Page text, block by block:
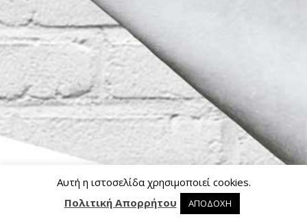
0 0 προϊόντα στο καλάθι
Αυτή η ιστοσελίδα χρησιμοποιεί cookies.
Πολιτική Απορρήτου
ΑΠΟΔΟΧΗ